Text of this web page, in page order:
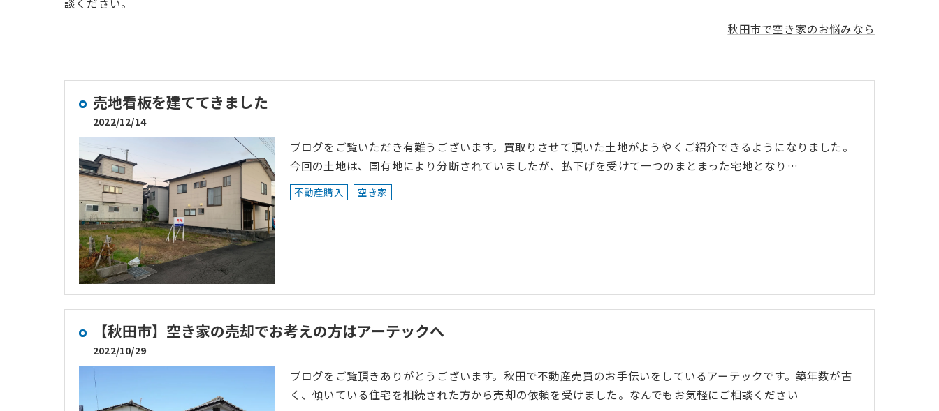
秋田市で空き家のお悩みなら
売地看板を建ててきました
2022/12/14
ブログをご覧いただき有難うございます。買取りさせて頂いた土地がようやくご紹介できるようになりました。
今回の土地は、国有地により分断されていましたが、払下げを受けて一つのまとまった宅地となり…
不動産購入 空き家
【秋田市】空き家の売却でお考えの方はアーテックへ
2022/10/29
ブログをご覧頂きありがとうございます。秋田で不動産売買のお手伝いをしているアーテックです。築年数が古
く、傾いている住宅を相続された方から売却の依頼を受けました。なんでもお気軽にご相談ください